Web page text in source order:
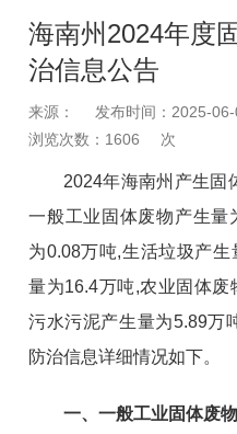
海南州2024年度
治信息公告
来源：
发布时间：2025-06-
浏览次数： 1606 次
2024年海南州产生固
一般工业固体废物产生量
为0.08万吨,生活垃圾产
量为16.4万吨,农业固体
污水污泥产生量为5.89万
防治信息详细情况如下。
一、一般工业固体废物